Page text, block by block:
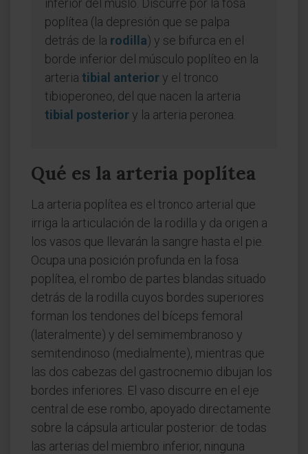
inferior del muslo. Discurre por la fosa
poplítea (la depresión que se palpa
detrás de la rodilla) y se bifurca en el
borde inferior del músculo poplíteo en la
arteria tibial anterior y el tronco
tibioperoneo, del que nacen la arteria
tibial posterior y la arteria peronea.
Qué es la arteria poplítea
La arteria poplítea es el tronco arterial que
irriga la articulación de la rodilla y da origen a
los vasos que llevarán la sangre hasta el pie.
Ocupa una posición profunda en la fosa
poplítea, el rombo de partes blandas situado
detrás de la rodilla cuyos bordes superiores
forman los tendones del bíceps femoral
(lateralmente) y del semimembranoso y
semitendinoso (medialmente), mientras que
las dos cabezas del gastrocnemio dibujan los
bordes inferiores. El vaso discurre en el eje
central de ese rombo, apoyado directamente
sobre la cápsula articular posterior: de todas
las arterias del miembro inferior, ninguna